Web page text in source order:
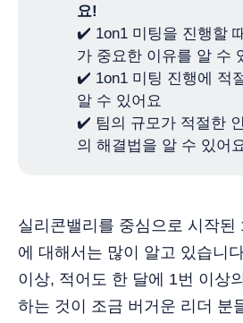
요!
✔️ 1on1 미팅을 진행할
가 중요한 이유를 알 수
✔️ 1on1 미팅 진행에 적
알 수 있어요
✔️ 팀의 규모가 적절한
의 해결법을 알 수 있어
실리콘밸리를 중심으로 시작된
에 대해서는 많이 알고 있습니
이상, 적어도 한 달에 1번 이상
하는 것이 조금 버거운 리더 분